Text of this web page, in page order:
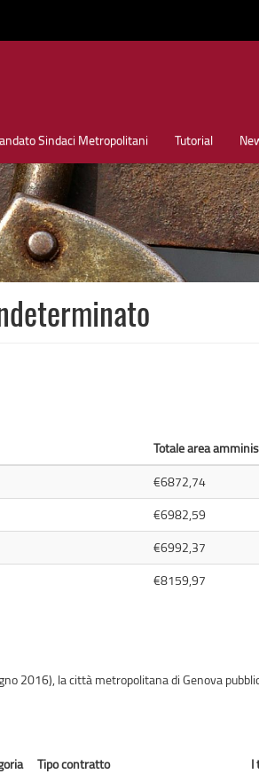
Sindaci Metropolitani Tutorial
Totale area
€6872,74
€6982,59
€6992,37
€8159,97
2016), la città metropolitana di Genova
Tipo contratto I